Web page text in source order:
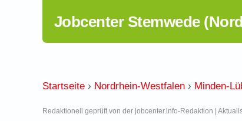
Jobcenter Stemwede
Startseite › Nordrhein-Westfalen › Minden-
Redaktionell geprüft von der jobcenter.info-Redaktion |